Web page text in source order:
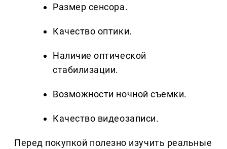
Размер сенсора.
Качество оптики.
Наличие оптической
стабилизации.
Возможности ночной съемки.
Качество видеозаписи.
Перед покупкой полезно изучить реальные